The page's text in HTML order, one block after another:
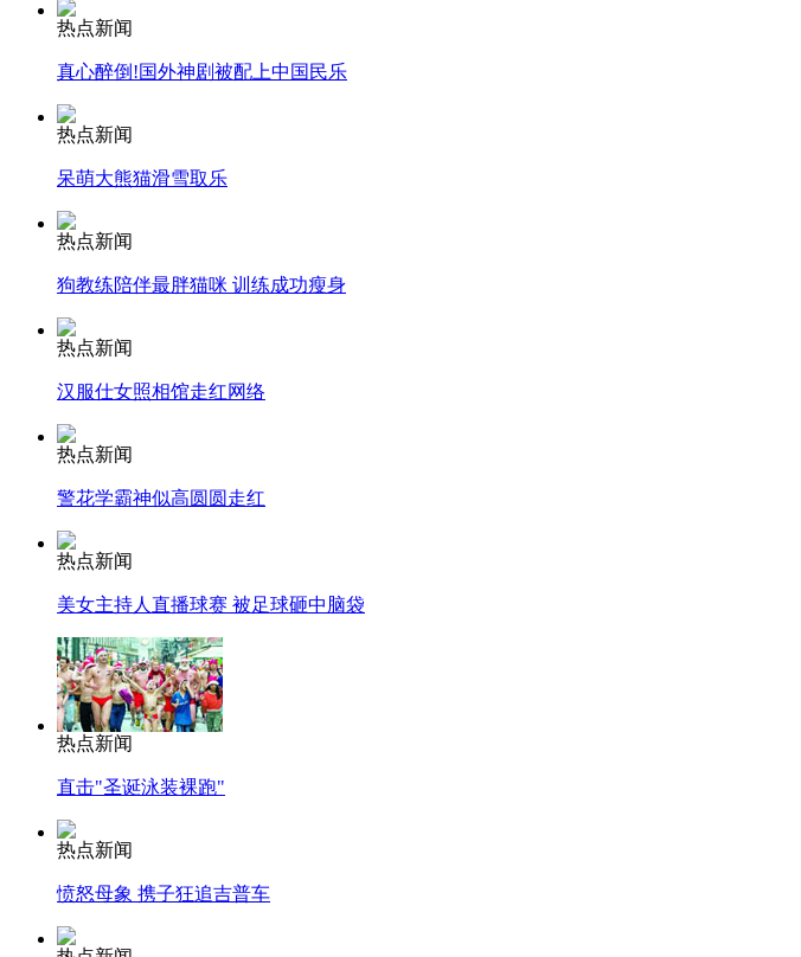
安徽一实载49人客车翻车
消防员救轻生者
纽约上演“枕头大战”
司机酒驾遇交警 急速倒车逃窜
热点新闻
真心醉倒!国外神剧被配上中国民乐
热点新闻
呆萌大熊猫滑雪取乐
热点新闻
狗教练陪伴最胖猫咪 训练成功瘦身
热点新闻
汉服仕女照相馆走红网络
热点新闻
警花学霸神似高圆圆走红
热点新闻
美女主持人直播球赛 被足球砸中脑袋
热点新闻
直击"圣诞泳装裸跑"
热点新闻
愤怒母象 携子狂追吉普车